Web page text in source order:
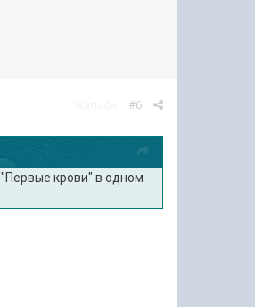
#6
крови" в одном